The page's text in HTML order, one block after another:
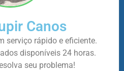
Canos
serviço rápido e eficiente.
disponíveis 24 horas.
seu problema!